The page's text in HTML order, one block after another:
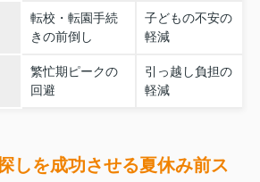
転校・転園手続
きの前倒し
子どもの不安の
軽減
繁忙期ピークの
回避
引っ越し負担の
軽減
しを成功させる夏休み前ス